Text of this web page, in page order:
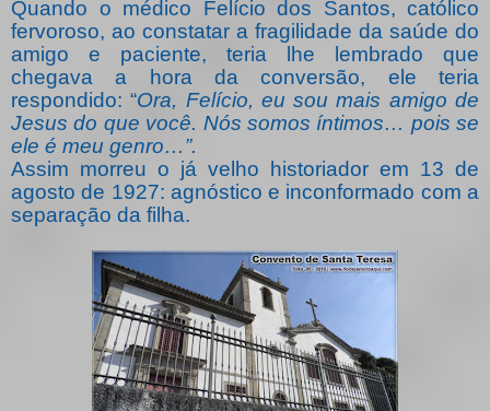
Quando o médico Felício dos Santos, católico
fervoroso, ao constatar a fragilidade da saúde do
amigo e paciente, teria lhe lembrado que
chegava a hora da conversão, ele teria
respondido: “Ora, Felício, eu sou mais amigo de
Jesus do que você. Nós somos íntimos… pois se
ele é meu genro…”.
Assim morreu o já velho historiador em 13 de
agosto de 1927: agnóstico e inconformado com a
separação da filha.